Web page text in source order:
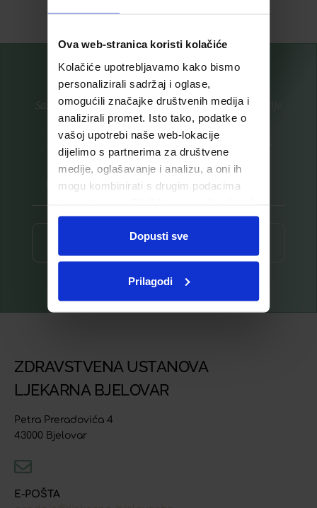
Ova web-stranica koristi kolačiće
Kolačiće upotrebljavamo kako bismo
personalizirali sadržaj i oglase,
omogućili značajke društvenih medija i
analizirali promet. Isto tako, podatke o
vašoj upotrebi naše web-lokacije
dijelimo s partnerima za društvene
medije, oglašavanje i analizu, a oni ih
mogu kombinirati s drugim podacima
ste upotrebljavali njihove usluge.
Dopusti sve
Prilagodi
Saznajte prvi za nove proizvode i ekskluzivne promocije
Prijavite se na listu za novosti
Prijava ⟶
ZDRAVSTVENA USTANOVA
LJEKARNA BJELOVAR
Petra Preradovića 4
43000 Bjelovar
E-POŠTA